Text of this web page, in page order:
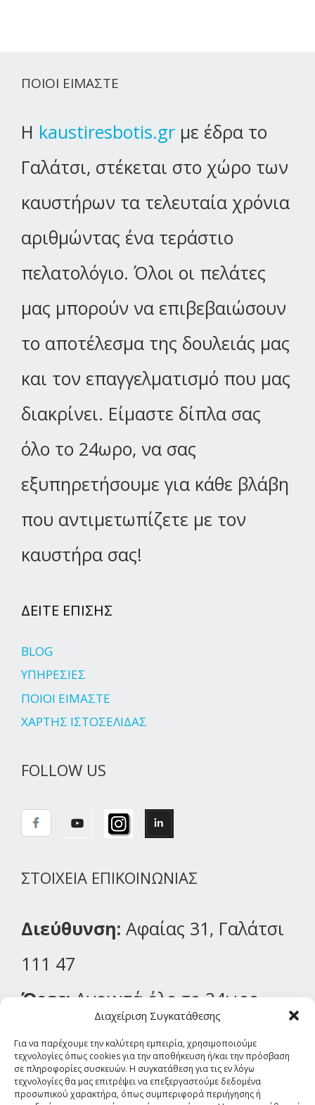
Διαχείριση Συγκατάθεσης
Για να παρέχουμε την καλύτερη εμπειρία, χρησιμοποιούμε
τεχνολογίες όπως cookies για την αποθήκευση ή/και την πρόσβαση
σε πληροφορίες συσκευών. Η συγκατάθεση για τις εν λόγω
τεχνολογίες θα μας επιτρέψει να επεξεργαστούμε δεδομένα
προσωπικού χαρακτήρα, όπως συμπεριφορά περιήγησης ή
ΠΟΙΟΙ ΕΙΜΑΣΤΕ
Η kaustiresbotis.gr με έδρα το
Γαλάτσι, στέκεται στο χώρο των
καυστήρων τα τελευταία χρόνια
αριθμώντας ένα τεράστιο
πελατολόγιο. Όλοι οι πελάτες
μας μπορούν να επιβεβαιώσουν
το αποτέλεσμα της δουλειάς μας
και τον επαγγελματισμό που μας
διακρίνει. Είμαστε δίπλα σας
όλο το 24ωρο, να σας
εξυπηρετήσουμε για κάθε βλάβη
που αντιμετωπίζετε με τον
καυστήρα σας!
ΔΕΙΤΕ ΕΠΙΣΗΣ
BLOG
ΥΠΗΡΕΣΙΕΣ
ΠΟΙΟΙ ΕΙΜΑΣΤΕ
ΧΑΡΤΗΣ ΙΣΤΟΣΕΛΙΔΑΣ
FOLLOW US
ΣΤΟΙΧΕΙΑ ΕΠΙΚΟΙΝΩΝΙΑΣ
Διεύθυνση: Αφαίας 31, Γαλάτσι
111 47
Ώρες:Ανοιχτά όλο το 24ωρο
Τηλέφωνο: 21 0292 1405